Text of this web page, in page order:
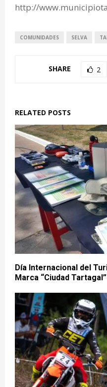
http://
COMUNIDADES SELVA
SHARE 2
RELATED POSTS
Día Internacional del
Marca “Ciudad Tartagal”